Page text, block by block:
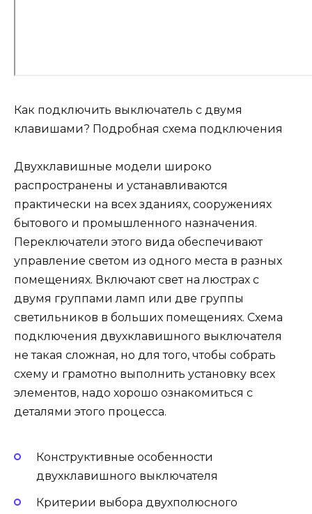
Как подключить выключатель с двумя
клавишами? Подробная схема подключения
Двухклавишные модели широко
распространены и устанавливаются
практически на всех зданиях, сооружениях
бытового и промышленного назначения.
Переключатели этого вида обеспечивают
управление светом из одного места в разных
помещениях. Включают свет на люстрах с
двумя группами ламп или две группы
светильников в больших помещениях. Схема
подключения двухклавишного выключателя
не такая сложная, но для того, чтобы собрать
схему и грамотно выполнить установку всех
элементов, надо хорошо ознакомиться с
деталями этого процесса.
Конструктивные особенности
двухклавишного выключателя
Критерии выбора двухполюсного